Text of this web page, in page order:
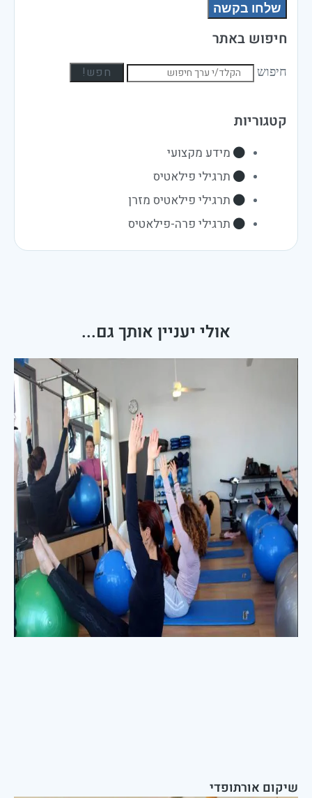
שלחו בקשה
חיפוש באתר
חיפוש חפש!
קטגוריות
מידע מקצועי
תרגילי פילאטיס
תרגילי פילאטיס מזרן
תרגילי פרה-פילאטיס
אולי יעניין אותך גם...
שיקום אורתופדי